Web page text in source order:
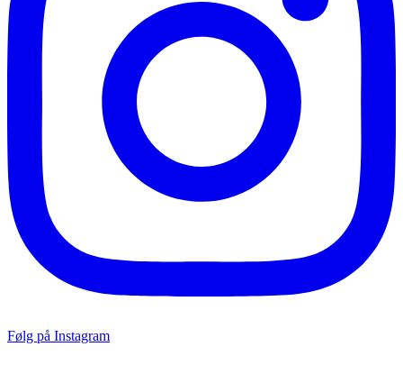
Følg på Instagram